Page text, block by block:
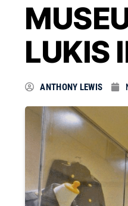
LUKIS
ANTHONY LEWIS